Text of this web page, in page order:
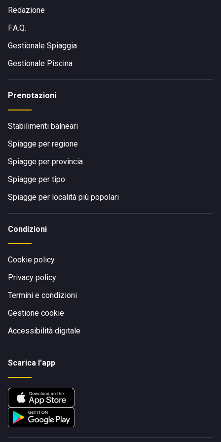
Redazione
F.A.Q.
Gestionale Spiaggia
Gestionale Piscina
Prenotazioni
Stabilimenti balneari
Spiagge per regione
Spiagge per provincia
Spiagge per tipo
Spiagge per località più popolari
Condizioni
Cookie policy
Privacy policy
Termini e condizioni
Gestione cookie
Accessibilità digitale
Scarica l'app